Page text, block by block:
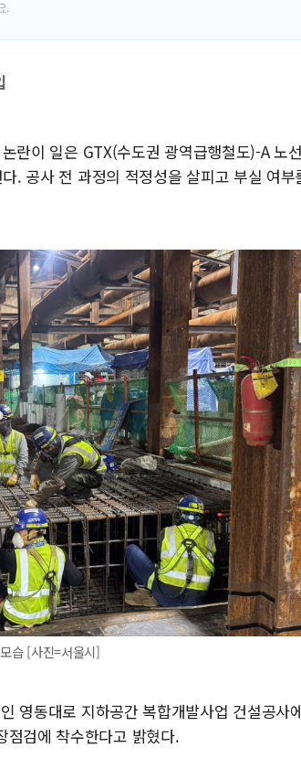
.
란이 일은 GTX(수도권 광역급행철도)-A 노
. 공사 전 과정의 적정성을 살피고 부실 여부
습 [사진=서울시]
영동대로 지하공간 복합개발사업 건설공사
점검에 착수한다고 밝혔다.